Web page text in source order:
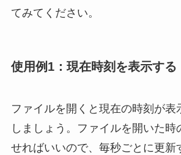
てみてください。
使用例1：現在時刻を表示する
ファイルを開くと現在の時刻が表
しましょう。ファイルを開いた時
せればいいので、毎秒ごとに更新